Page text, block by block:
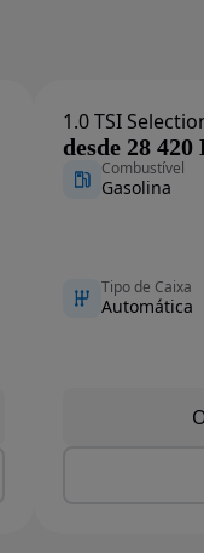
1.0 TSI
desde 28 420
Combustível
Gasolina
Tipo de Caixa
Automática